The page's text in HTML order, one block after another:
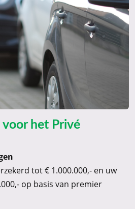
het Privé
tot € 1.000.000,- en uw
op basis van premier